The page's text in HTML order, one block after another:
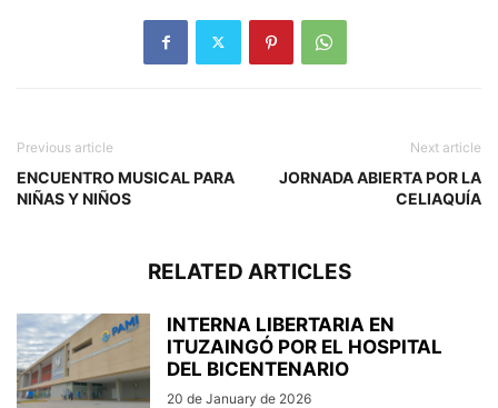
Previous article
ENCUENTRO MUSICAL PARA
NIÑAS Y NIÑOS
Next article
JORNADA ABIERTA POR LA
CELIAQUÍA
RELATED ARTICLES
INTERNA LIBERTARIA EN
ITUZAINGÓ POR EL HOSPITAL
DEL BICENTENARIO
20 de January de 2026